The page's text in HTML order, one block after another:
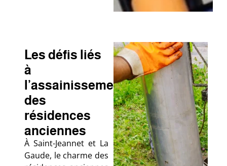
Les défis liés
à
l’assainissement
des
résidences
anciennes
À Saint-Jeannet et La
Gaude, le charme des